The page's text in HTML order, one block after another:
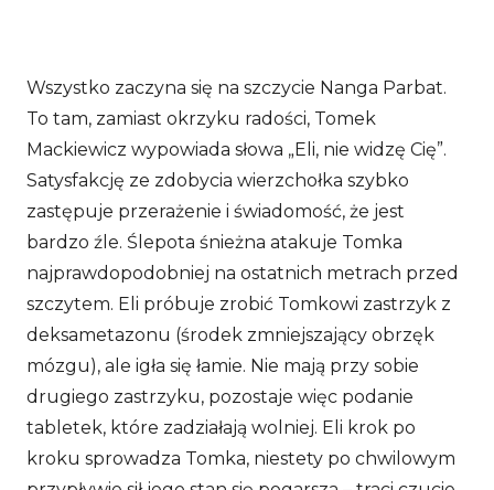
Wszystko zaczyna się na szczycie Nanga Parbat.
To tam, zamiast okrzyku radości, Tomek
Mackiewicz wypowiada słowa „Eli, nie widzę Cię”.
Satysfakcję ze zdobycia wierzchołka szybko
zastępuje przerażenie i świadomość, że jest
bardzo źle. Ślepota śnieżna atakuje Tomka
najprawdopodobniej na ostatnich metrach przed
szczytem. Eli próbuje zrobić Tomkowi zastrzyk z
deksametazonu (środek zmniejszający obrzęk
mózgu), ale igła się łamie. Nie mają przy sobie
drugiego zastrzyku, pozostaje więc podanie
tabletek, które zadziałają wolniej. Eli krok po
kroku sprowadza Tomka, niestety po chwilowym